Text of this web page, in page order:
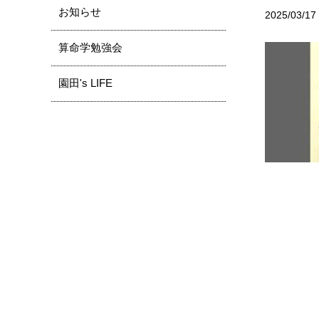
2025/03/17
お知らせ
算命学勉強会
園田's LIFE